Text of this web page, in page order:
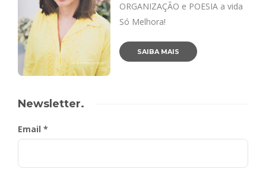
ORGANIZAÇÃO e POESIA a vida
Só Melhora!
SAIBA MAIS
Newsletter.
Email *